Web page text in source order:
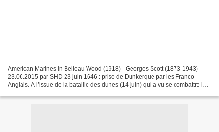
American Marines in Belleau Wood (1918) - Georges Scott (1873-1943)
23.06.2015 par SHD 23 juin 1646 : prise de Dunkerque par les Franco-
Anglais. A l’issue de la bataille des dunes (14 juin) qui a vu se combattre les